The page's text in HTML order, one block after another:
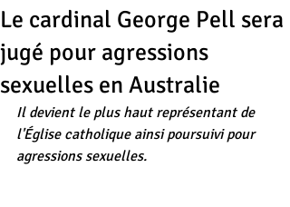
Le cardinal George Pell sera
jugé pour agressions
sexuelles en Australie
Il devient le plus haut représentant de
l'Église catholique ainsi poursuivi pour
agressions sexuelles.